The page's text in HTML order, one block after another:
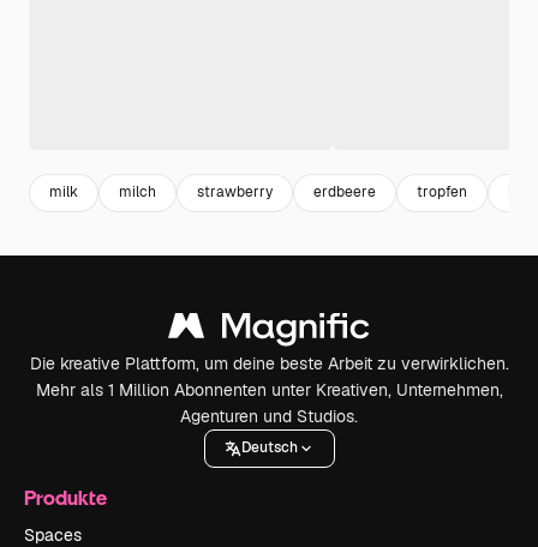
milk milch strawberry erdbeere tropfen
Die kreative Plattform, um deine beste Arbeit zu verwirklichen.
Mehr als 1 Million Abonnenten unter Kreativen, Unternehmen,
Agenturen und Studios.
Deutsch
Produkte
Spaces